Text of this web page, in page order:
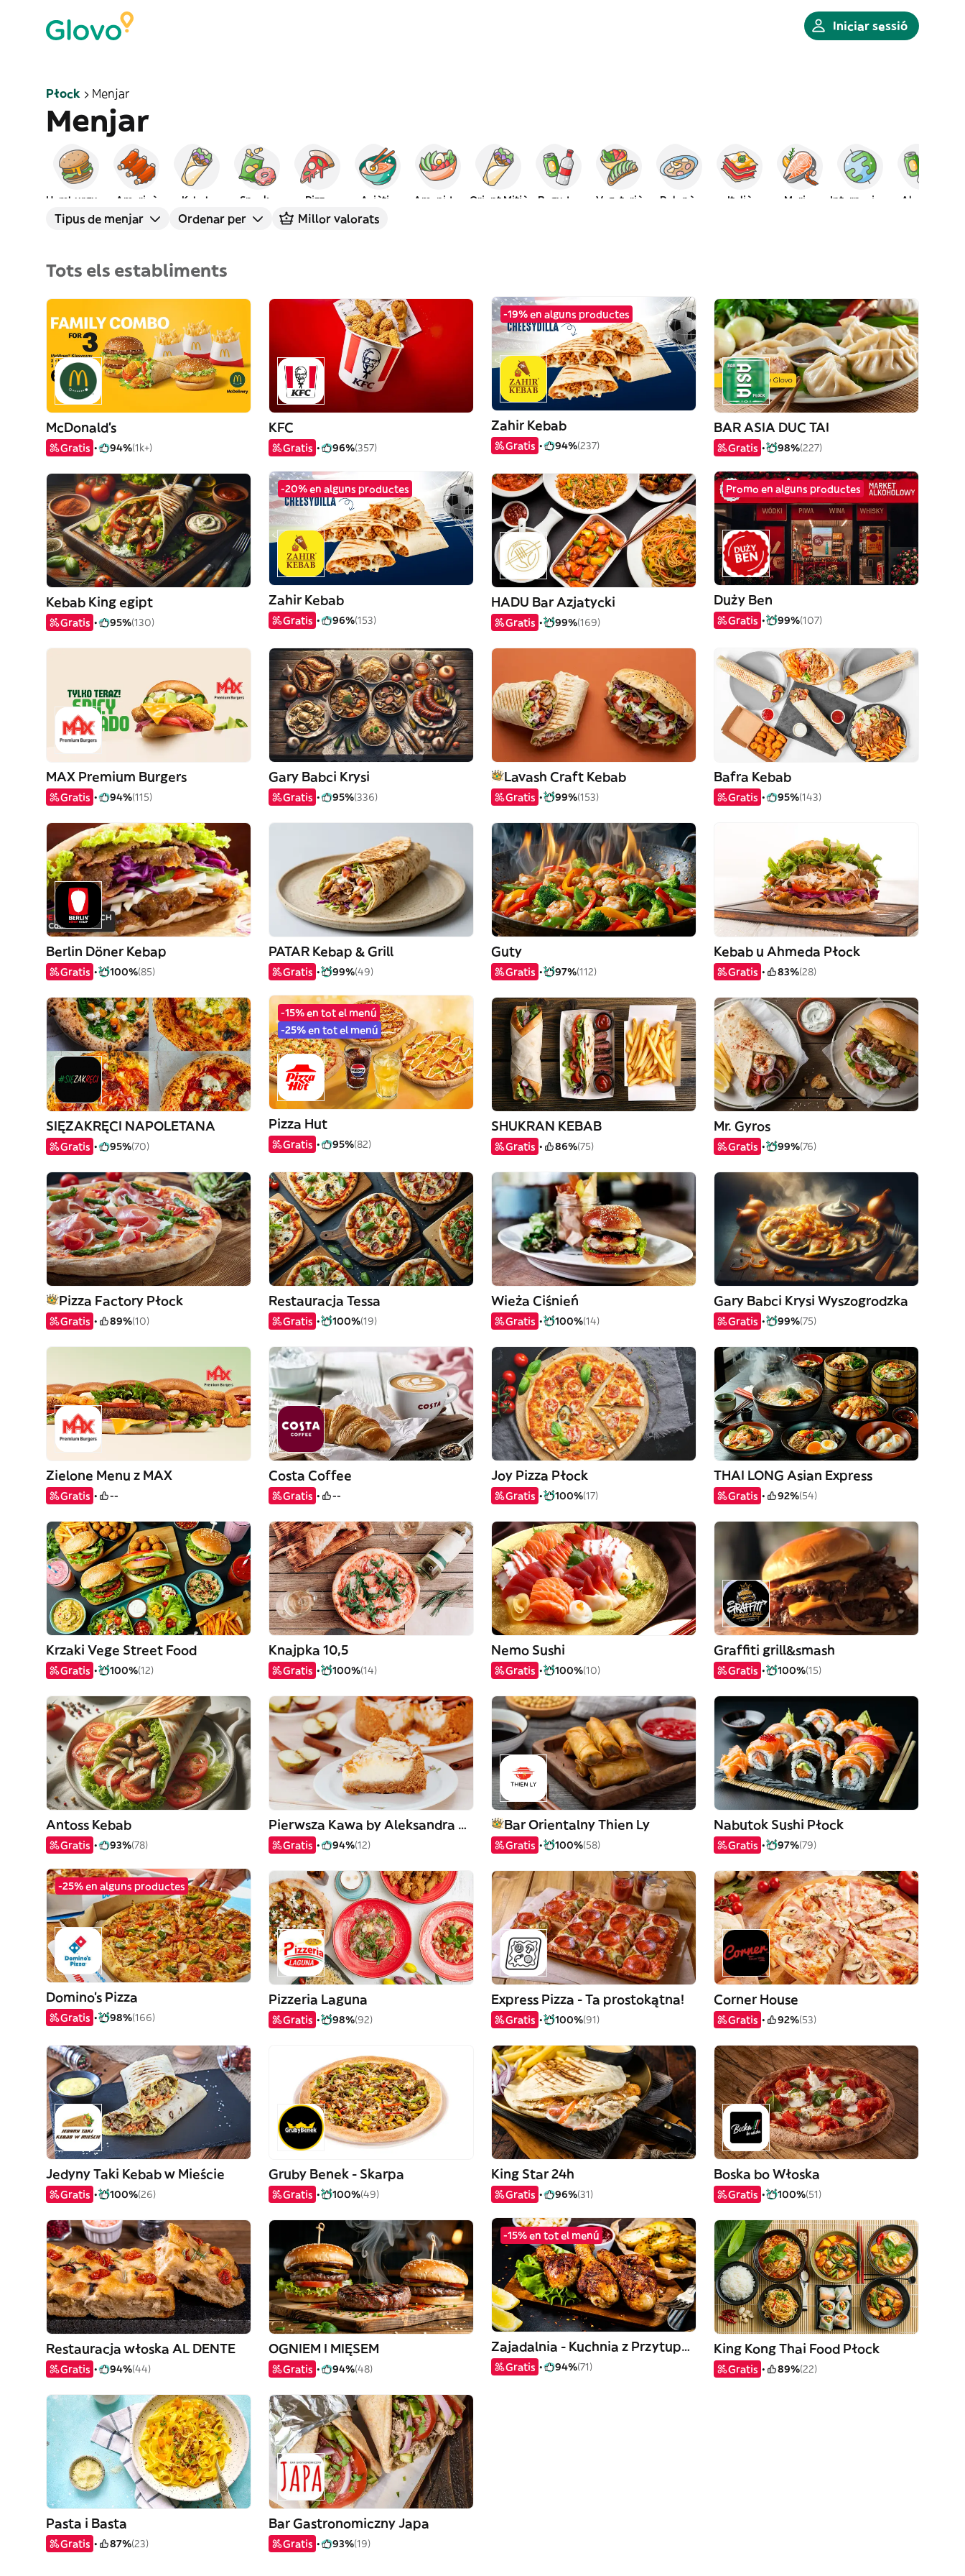
Iniciar sessió
Płock Menjar
Menjar
Americà Kebab Snacks Pizza Asiàtic Amanides Orient Mitjà Begudes Vegetarià Polonès Italià Marisc Alcohol
Tipus de menjar Ordenar per Millor valorats
Tots els establiments
McDonald's
Gratis 94%(1k+)
KFC
Gratis 96%(357)
-19% en alguns productes
Zahir Kebab
Gratis 94%(237)
BAR ASIA DUC TAI
Gratis 98%(227)
Kebab King egipt
Gratis 95%(130)
-20% en alguns productes
Zahir Kebab
Gratis 96%(153)
HADU Bar Azjatycki
Gratis 99%(169)
Promo en alguns productes
Duży Ben
Gratis 99%(107)
MAX Premium Burgers
Gratis 94%(115)
Gary Babci Krysi
Gratis 95%(336)
Lavash Craft Kebab
Gratis 99%(153)
Bafra Kebab
Gratis 95%(143)
Berlin Döner Kebap
Gratis 100%(85)
PATAR Kebap & Grill
Gratis 99%(49)
Guty
Gratis 97%(112)
Kebab u Ahmeda Płock
Gratis 83%(28)
SIĘZAKRĘCI NAPOLETANA
Gratis 95%(70)
-15% en tot el menú
-25% en tot el menú
Pizza Hut
Gratis 95%(82)
SHUKRAN KEBAB
Gratis 86%(75)
Mr. Gyros
Gratis 99%(76)
Pizza Factory Płock
Gratis 89%(10)
Restauracja Tessa
Gratis 100%(19)
Wieża Ciśnień
Gratis 100%(14)
Gary Babci Krysi Wyszogrodzka
Gratis 99%(75)
Zielone Menu z MAX
Gratis --
Costa Coffee
Gratis --
Joy Pizza Płock
Gratis 100%(17)
THAI LONG Asian Express
Gratis 92%(54)
Krzaki Vege Street Food
Gratis 100%(12)
Knajpka 10,5
Gratis 100%(14)
Nemo Sushi
Gratis 100%(10)
Graffiti grill&smash
Gratis 100%(15)
Antoss Kebab
Gratis 93%(78)
Pierwsza Kawa by Aleksandra Piegat
Gratis 94%(12)
Bar Orientalny Thien Ly
Gratis 100%(58)
Nabutok Sushi Płock
Gratis 97%(79)
-25% en alguns productes
Domino's Pizza
Gratis 98%(166)
Pizzeria Laguna
Gratis 98%(92)
Express Pizza - Ta prostokątna!
Gratis 100%(91)
Corner House
Gratis 92%(53)
Jedyny Taki Kebab w Mieście
Gratis 100%(26)
Gruby Benek - Skarpa
Gratis 100%(49)
King Star 24h
Gratis 96%(31)
Boska bo Włoska
Gratis 100%(51)
Restauracja włoska AL DENTE
Gratis 94%(44)
OGNIEM I MIĘSEM
Gratis 94%(48)
-15% en tot el menú
Zajadalnia - Kuchnia z Przytupem
Gratis 94%(71)
King Kong Thai Food Płock
Gratis 89%(22)
Pasta i Basta
Gratis 87%(23)
Bar Gastronomiczny Japa
Gratis 93%(19)